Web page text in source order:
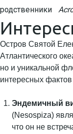
родственники
Остров Святой
Атлантического
но и уникальной
интересных
Эндемичный
(Nesospiza)
что он не